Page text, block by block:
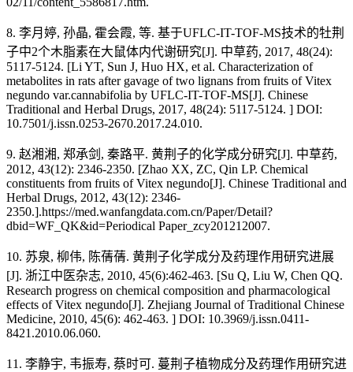
8. 李月婷, 孙晶, 霍会霞, 等. 基于UFLC-IT-TOF-MS技术的牡荆
子中2个木脂素在大鼠体内代谢研究[J]. 中草药, 2017, 48(24):
5117-5124. [Li YT, Sun J, Huo HX, et al. Characterization of
metabolites in rats after gavage of two lignans from fruits of Vitex
negundo var.cannabifolia by UFLC-IT-TOF-MS[J]. Chinese
Traditional and Herbal Drugs, 2017, 48(24): 5117-5124. ] DOI:
10.7501/j.issn.0253-2670.2017.24.010.
9. 赵湘湘, 郑承剑, 秦路平. 黄荆子的化学成分研究[J]. 中草药,
2012, 43(12): 2346-2350. [Zhao XX, ZC, Qin LP. Chemical
constituents from fruits of Vitex negundo[J]. Chinese Traditional and
Herbal Drugs, 2012, 43(12): 2346-
2350.].https://med.wanfangdata.com.cn/Paper/Detail?
dbid=WF_QK&id=Periodical Paper_zcy201212007.
10. 苏泉, 柳伟, 陈蒨蒨. 黄荆子化学成分及药理作用研究进展
[J]. 浙江中医杂志, 2010, 45(6):462-463. [Su Q, Liu W, Chen QQ.
Research progress on chemical composition and pharmacological
effects of Vitex negundo[J]. Zhejiang Journal of Traditional Chinese
Medicine, 2010, 45(6): 462-463. ] DOI: 10.3969/j.issn.0411-
8421.2010.06.060.
11. 李静宇, 韦振寿, 蔡时可. 蔓荆子植物成分及药理作用研究进